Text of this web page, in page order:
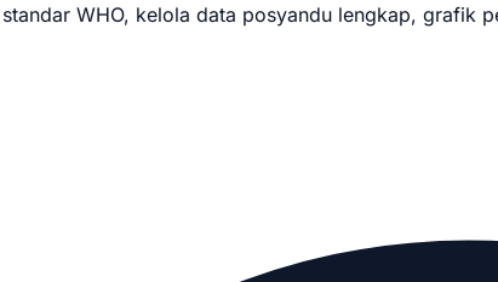
WHO, kelola data posyandu lengkap,